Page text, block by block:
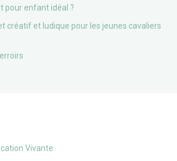
pour enfant idéal ?
créatif et ludique pour les jeunes cavaliers
Vivante